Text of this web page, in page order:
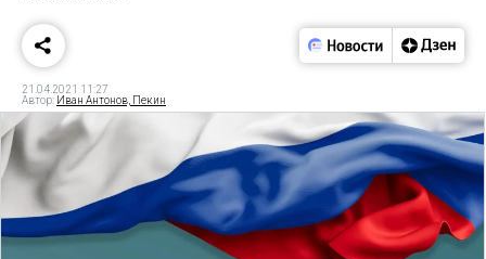
21.04.2021 11:27
Автор: Иван Антонов, Пекин